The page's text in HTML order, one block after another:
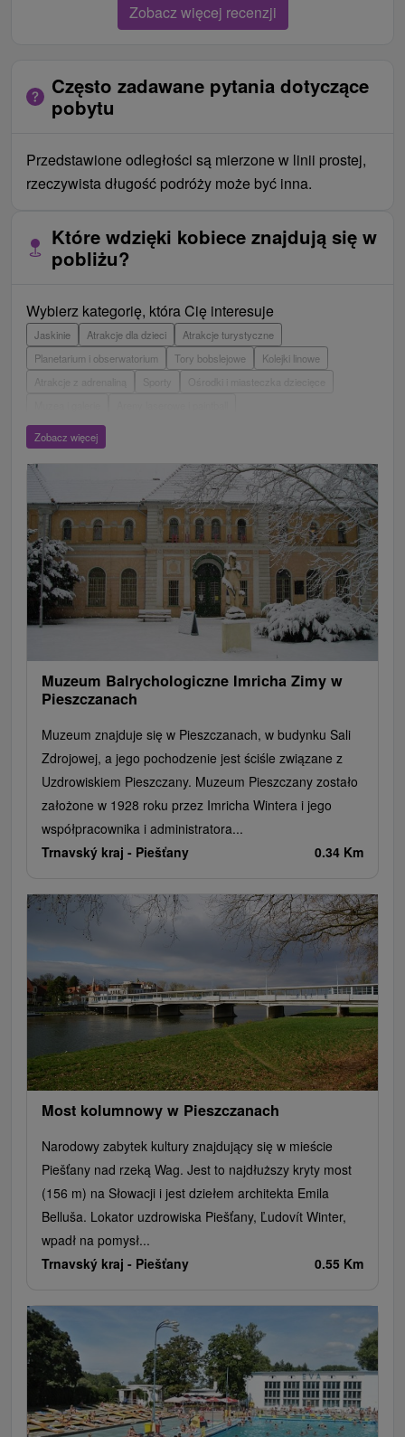
Zobacz więcej recenzji
Często zadawane pytania dotyczące
pobytu
Przedstawione odległości są mierzone w linii prostej,
rzeczywista długość podróży może być inna.
Które wdzięki kobiece znajdują się w
pobliżu?
Wybierz kategorię, która Cię interesuje
Jaskinie Atrakcje dla dzieci
Atrakcje turystyczne
Planetarium i obserwatorium
Tory bobslejowe
Kolejki linowe
Atrakcje z adrenaliną
Wieże obserwacyjne i chodniki
Escaperoom
Loty widokowe i rejsy wycieczkowe
Tarcze
Jeziora, jeziora, zbiorniki wodne
Zabytki techniki
Pomniki
Wodospady
Kościoły drewniane Zamki, pałace, ruiny
Skanseny
Aquaparki, baseny
Źródła Teatry
Jazda konna
Túry a turistické chodníky
Chaty górskie
Miejsca sakralne
Rafting, rafting, rafting
Obiekty architektoniczne
Ośrodek narciarski
Pola golfowe
Tory gokartowe
Amfiteatry i kina w przyrodzie
Zobacz więcej
Muzeum Balrychologiczne Imricha Zimy w
Pieszczanach
Muzeum znajduje się w Pieszczanach, w budynku Sali
Zdrojowej, a jego pochodzenie jest ściśle związane z
Uzdrowiskiem Pieszczany. Muzeum Pieszczany zostało
założone w 1928 roku przez Imricha Wintera i jego
współpracownika i administratora...
Trnavský kraj - Piešťany 0.34 Km
Most kolumnowy w Pieszczanach
Narodowy zabytek kultury znajdujący się w mieście
Piešťany nad rzeką Wag. Jest to najdłuższy kryty most
(156 m) na Słowacji i jest dziełem architekta Emila
Belluša. Lokator uzdrowiska Piešťany, Ľudovít Winter,
wpadł na pomysł...
Trnavský kraj - Piešťany 0.55 Km